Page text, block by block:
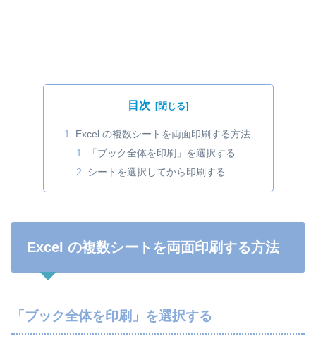
目次
Excel の複数シートを両面印刷する方法
「ブック全体を印刷」を選択する
シートを選択してから印刷する
Excel の複数シートを両面印刷する方法
「ブック全体を印刷」を選択する